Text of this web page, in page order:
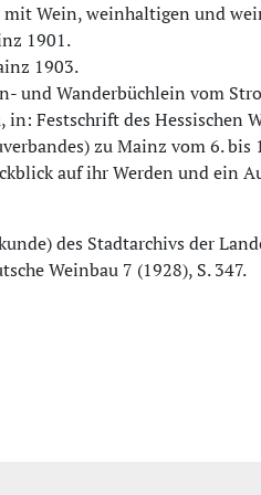
mit Wein, weinhaltigen und
1901.
1903.
und Wanderbüchlein vom
in: Festschrift des Hessischen
zu Mainz vom 6.
auf ihr Werden und ein
des Stadtarchivs der
Weinbau 7 (1928), S. 347.